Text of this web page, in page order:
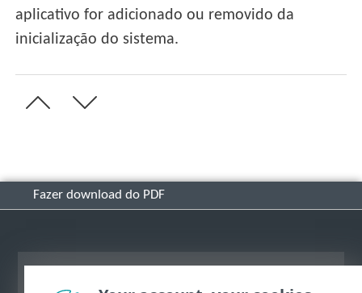
aplicativo for adicionado ou removido da
inicialização do sistema.
Fazer download do PDF